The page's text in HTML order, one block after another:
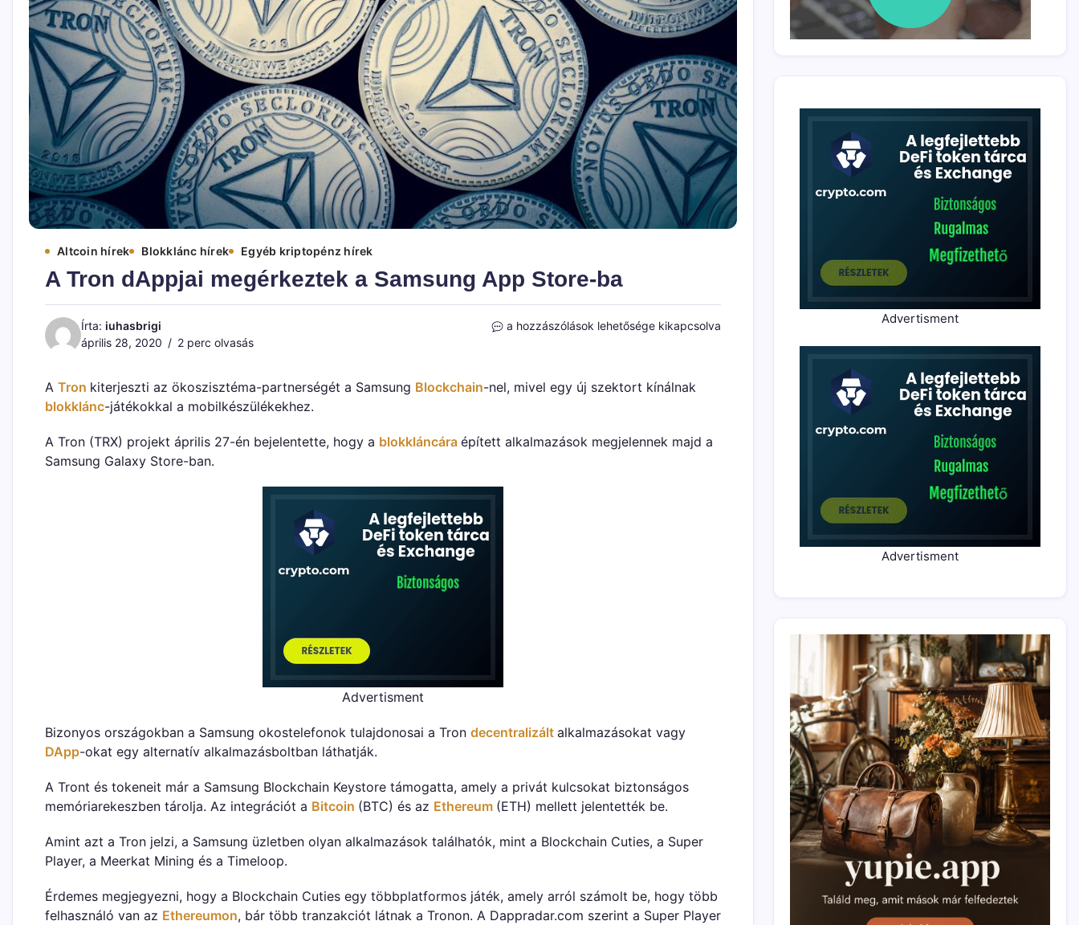
Altcoin hírek Blokklánc hírek Egyéb kriptopénz hírek
A Tron dAppjai megérkeztek a Samsung App Store-ba
Írta: iuhasbrigi
április 28, 2020
2 perc olvasás
A
a
Store-
a hozzászólások lehetősége kikapcsolva
A Tron kiterjeszti az ökoszisztéma-partnerségét a Samsung Blockchain-nel, mivel egy új szektort kínálnak
blokklánc-játékokkal a mobilkészülékekhez.
A Tron (TRX) projekt április 27-én bejelentette, hogy a blokkláncára épített alkalmazások megjelennek majd a
Samsung Galaxy Store-ban.
Advertisment
Bizonyos országokban a Samsung okostelefonok tulajdonosai a Tron decentralizált alkalmazásokat vagy
DApp-okat egy alternatív alkalmazásboltban láthatják.
A Tront és tokeneit már a Samsung Blockchain Keystore támogatta, amely a privát kulcsokat biztonságos
memóriarekeszben tárolja. Az integrációt a Bitcoin (BTC) és az Ethereum (ETH) mellett jelentették be.
Amint azt a Tron jelzi, a Samsung üzletben olyan alkalmazások találhatók, mint a Blockchain Cuties, a Super
Player, a Meerkat Mining és a Timeloop.
Érdemes megjegyezni, hogy a Blockchain Cuties egy többplatformos játék, amely arról számolt be, hogy több
felhasználó van az Ethereumon, bár több tranzakciót látnak a Tronon. A Dappradar.com szerint a Super Player
Advertisment
Advertisment